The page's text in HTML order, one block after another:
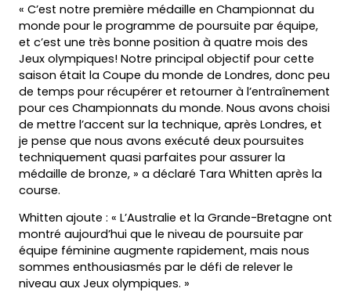
« C’est notre première médaille en Championnat du
monde pour le programme de poursuite par équipe,
et c’est une très bonne position à quatre mois des
Jeux olympiques! Notre principal objectif pour cette
saison était la Coupe du monde de Londres, donc peu
de temps pour récupérer et retourner à l’entraînement
pour ces Championnats du monde. Nous avons choisi
de mettre l’accent sur la technique, après Londres, et
je pense que nous avons exécuté deux poursuites
techniquement quasi parfaites pour assurer la
médaille de bronze, » a déclaré Tara Whitten après la
course.
Whitten ajoute : « L’Australie et la Grande-Bretagne ont
montré aujourd’hui que le niveau de poursuite par
équipe féminine augmente rapidement, mais nous
sommes enthousiasmés par le défi de relever le
niveau aux Jeux olympiques. »